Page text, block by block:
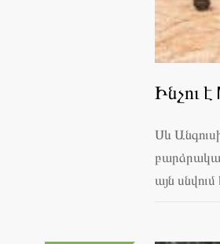
Ինչու
Սև
այն